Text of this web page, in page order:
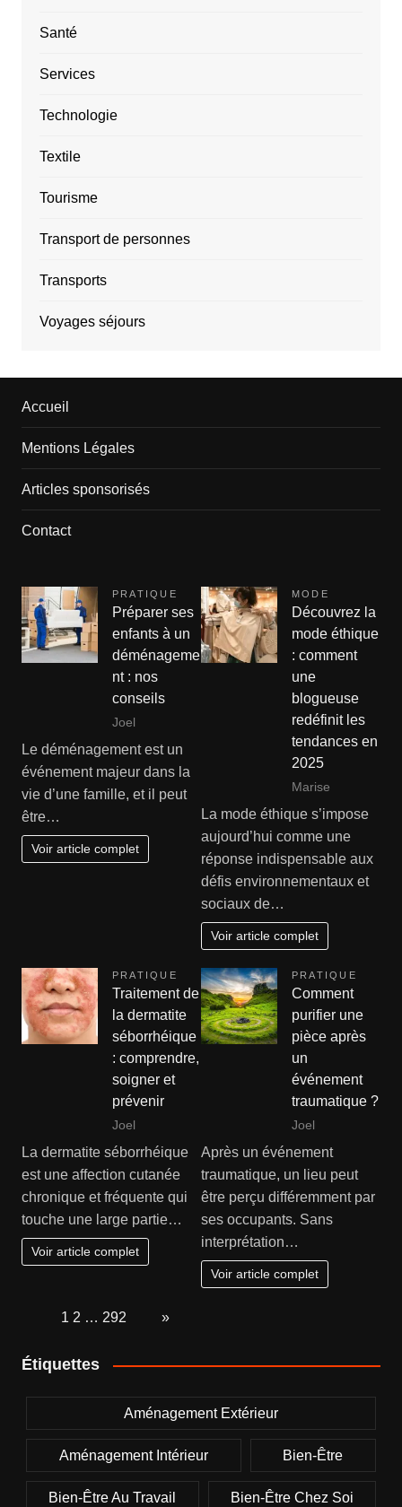
Santé
Services
Technologie
Textile
Tourisme
Transport de personnes
Transports
Voyages séjours
Accueil
Mentions Légales
Articles sponsorisés
Contact
PRATIQUE
Préparer ses
enfants à un
déménageme
nt : nos
conseils
Joel
Le déménagement est un
événement majeur dans la
vie d’une famille, et il peut
être…
Voir article complet
MODE
Découvrez la
mode éthique
: comment
une
blogueuse
redéfinit les
tendances en
2025
Marise
La mode éthique s’impose
aujourd’hui comme une
réponse indispensable aux
défis environnementaux et
sociaux de…
Voir article complet
PRATIQUE
Traitement de
la dermatite
séborrhéique
: comprendre,
soigner et
prévenir
Joel
La dermatite séborrhéique
est une affection cutanée
chronique et fréquente qui
touche une large partie…
Voir article complet
PRATIQUE
Comment
purifier une
pièce après
un
événement
traumatique ?
Joel
Après un événement
traumatique, un lieu peut
être perçu différemment par
ses occupants. Sans
interprétation…
Voir article complet
1 2 … 292 »
Étiquettes
Aménagement Extérieur
Aménagement Intérieur Bien-Être
Bien-Être Au Travail Bien-Être Chez Soi